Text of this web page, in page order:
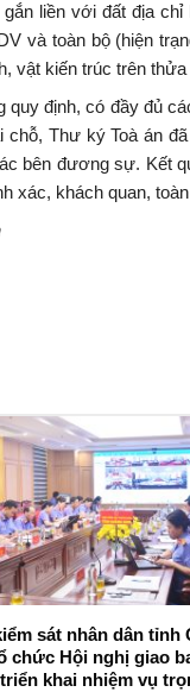
liền với đất địa
và toàn bộ (hiện
vật kiến trúc trên thửa
định, có đầy đủ
Thư ký Toà án
bên đương sự. Kết
khách quan,
sát nhân dân tỉnh
chức Hội nghị giao
khai nhiệm vụ